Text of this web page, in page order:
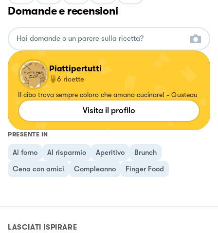
Domande e recensioni
Piattipertutti
6 ricette
Il cibo trova sempre coloro che amano cucinare! - Gusteau
Visita il profilo
PRESENTE IN
Al forno Al risparmio Aperitivo
Brunch
Cena con amici
Compleanno Finger Food
LASCIATI ISPIRARE